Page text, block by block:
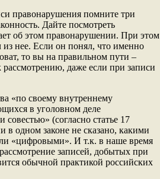
правонарушения помните три
Дайте посмотреть
об этом правонарушении. При этом
из нее. Если он понял, что именно
то вы на правильном пути –
рассмотрению, даже если при записи
«по своему внутреннему
в уголовном деле
совестью» (согласно статье 17
в одном законе не сказано, какими
«цифровыми». И т.к. в наше время
записей, добытых при
обычной практикой российских